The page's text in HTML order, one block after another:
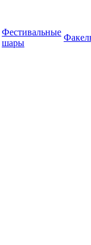
Фестивальные
шары